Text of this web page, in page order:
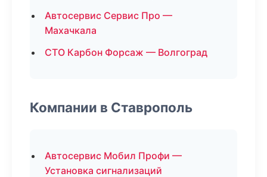
Автосервис Сервис Про —
Махачкала
СТО Карбон Форсаж — Волгоград
Компании в Ставрополь
Автосервис Мобил Профи —
Установка сигнализаций